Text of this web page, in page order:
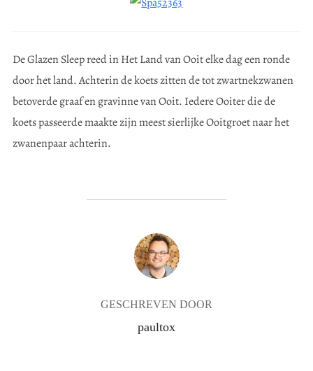
De Glazen Sleep reed in Het Land van Ooit elke dag een ronde
door het land. Achterin de koets zitten de tot zwartnekzwanen
betoverde graaf en gravinne van Ooit. Iedere Ooiter die de
koets passeerde maakte zijn meest sierlijke Ooitgroet naar het
zwanenpaar achterin.
BERICHTAUTEUR
GESCHREVEN DOOR
paultox